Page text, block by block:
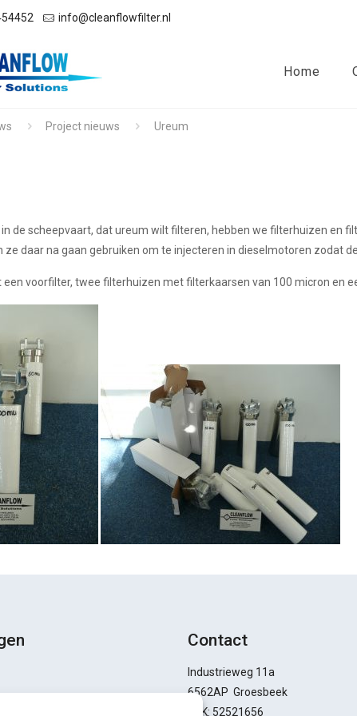
info@cleanflowfilter.nl
Home
Project nieuws Ureum
de scheepvaart, dat ureum wilt filteren, hebben we filterhuizen en
ze daar na gaan gebruiken om te injecteren in dieselmotoren zodat
een voorfilter, twee filterhuizen met filterkaarsen van 100 micron en
Contact
Industrieweg 11a
6562AP Groesbeek
KVK: 52521656